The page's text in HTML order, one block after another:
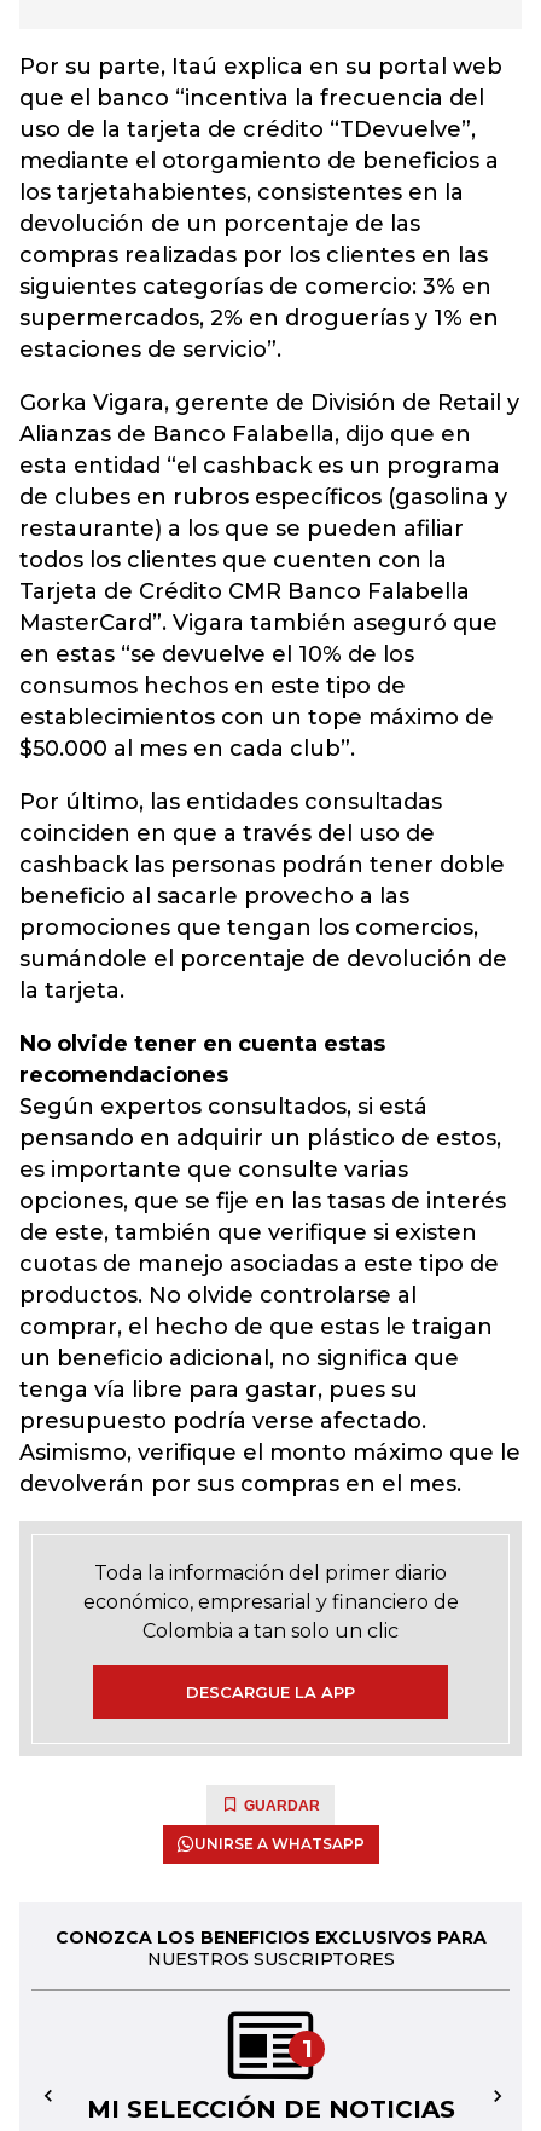
Por su parte, Itaú explica en su portal web
que el banco “incentiva la frecuencia del
uso de la tarjeta de crédito “TDevuelve”,
mediante el otorgamiento de beneficios a
los tarjetahabientes, consistentes en la
devolución de un porcentaje de las
compras realizadas por los clientes en las
siguientes categorías de comercio: 3% en
supermercados, 2% en droguerías y 1% en
estaciones de servicio”.
Gorka Vigara, gerente de División de Retail y
Alianzas de Banco Falabella, dijo que en
esta entidad “el cashback es un programa
de clubes en rubros específicos (gasolina y
restaurante) a los que se pueden afiliar
todos los clientes que cuenten con la
Tarjeta de Crédito CMR Banco Falabella
MasterCard”. Vigara también aseguró que
en estas “se devuelve el 10% de los
consumos hechos en este tipo de
establecimientos con un tope máximo de
$50.000 al mes en cada club”.
Por último, las entidades consultadas
coinciden en que a través del uso de
cashback las personas podrán tener doble
beneficio al sacarle provecho a las
promociones que tengan los comercios,
sumándole el porcentaje de devolución de
la tarjeta.
No olvide tener en cuenta estas
recomendaciones
Según expertos consultados, si está
pensando en adquirir un plástico de estos,
es importante que consulte varias
opciones, que se fije en las tasas de interés
de este, también que verifique si existen
cuotas de manejo asociadas a este tipo de
productos. No olvide controlarse al
comprar, el hecho de que estas le traigan
un beneficio adicional, no significa que
tenga vía libre para gastar, pues su
presupuesto podría verse afectado.
Asimismo, verifique el monto máximo que le
devolverán por sus compras en el mes.
Toda la información del primer diario
económico, empresarial y financiero de
Colombia a tan solo un clic
DESCARGUE LA APP
GUARDAR
UNIRSE A WHATSAPP
CONOZCA LOS BENEFICIOS EXCLUSIVOS PARA
NUESTROS SUSCRIPTORES
1
MI SELECCIÓN DE NOTICIAS
← →